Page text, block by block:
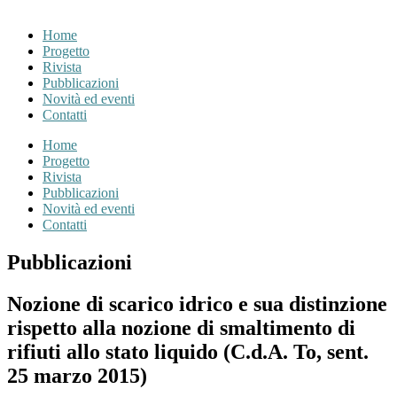
Home
Progetto
Rivista
Pubblicazioni
Novità ed eventi
Contatti
Home
Progetto
Rivista
Pubblicazioni
Novità ed eventi
Contatti
Pubblicazioni
Nozione di scarico idrico e sua distinzione
rispetto alla nozione di smaltimento di
rifiuti allo stato liquido (C.d.A. To, sent.
25 marzo 2015)